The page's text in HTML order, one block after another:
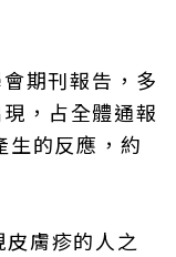
期刊報告，多
，占全體通報
的反應，約
膚疹的人之